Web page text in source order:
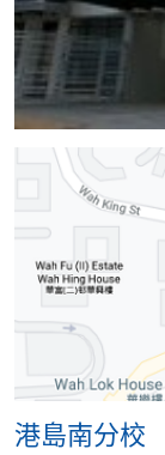
港島南分校